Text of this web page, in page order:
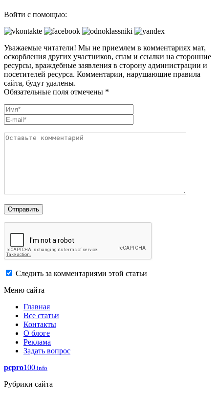
Войти с помощью:
Уважаемые читатели! Мы не приемлем в комментариях мат,
оскорбления других участников, спам и ссылки на сторонние
ресурсы, враждебные заявления в сторону администрации и
посетителей ресурса. Комментарии, нарушающие правила
сайта, будут удалены.
Обязательные поля отмечены *
Следить за комментариями этой статьи
Меню сайта
Главная
Все статьи
Контакты
О блоге
Реклама
Задать вопрос
pcpro100.info
Рубрики сайта